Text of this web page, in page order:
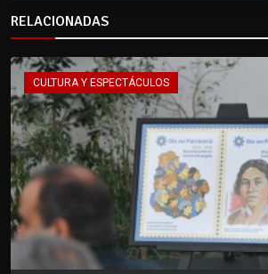
RELACIONADAS
CULTURA Y ESPECTÁCULOS